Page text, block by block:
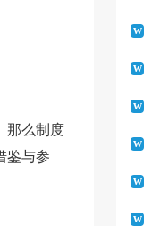
那么制度
鉴与参